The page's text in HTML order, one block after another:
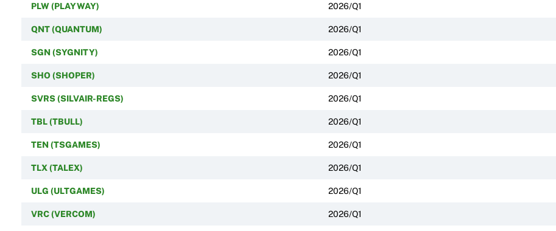
PLW (PLAYWAY) 2026/Q1
QNT (QUANTUM) 2026/Q1
SGN (SYGNITY) 2026/Q1
SHO (SHOPER) 2026/Q1
SVRS (SILVAIR-REGS) 2026/Q1
TBL (TBULL) 2026/Q1
TEN (TSGAMES) 2026/Q1
TLX (TALEX) 2026/Q1
ULG (ULTGAMES) 2026/Q1
VRC (VERCOM) 2026/Q1